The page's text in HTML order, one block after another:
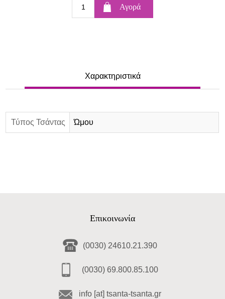
Χαρακτηριστικά
Τύπος Τσάντας Ώμου
Επικοινωνία
(0030) 24610.21.390
(0030) 69.800.85.100
info [at] tsanta-tsanta.gr